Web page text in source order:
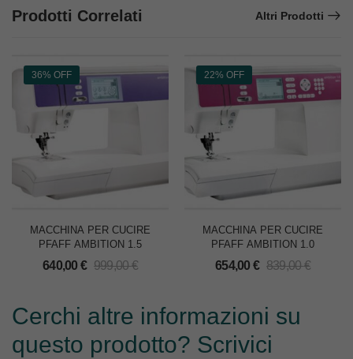
Prodotti Correlati Altri Prodotti
36% OFF
MACCHINA PER CUCIRE
PFAFF AMBITION 1.5
640,00 € 999,00€
22% OFF
MACCHINA PER CUCIRE
PFAFF AMBITION 1.0
654,00 € 839,00€
Cerchi altre informazioni su
questo prodotto? Scrivici